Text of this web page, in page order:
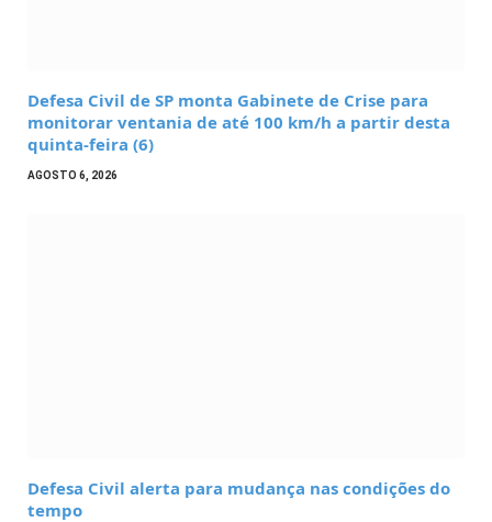
Defesa Civil de SP monta Gabinete de Crise para
monitorar ventania de até 100 km/h a partir desta
quinta-feira (6)
AGOSTO 6, 2026
Defesa Civil alerta para mudança nas condições do
tempo